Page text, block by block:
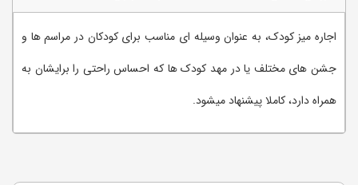
اجاره میز کودک، به عنوان وسیله ای مناسب برای کودکان در مراسم ها و
جشن های مختلف یا در مهد کودک ها که احساس راحتی را برایشان به
همراه دارد، کاملا پیشنهاد میشود.